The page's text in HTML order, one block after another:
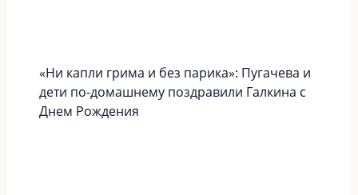
«Ни капли грима и без парика»: Пугачева и
дети по-домашнему поздравили Галкина с
Днем Рождения